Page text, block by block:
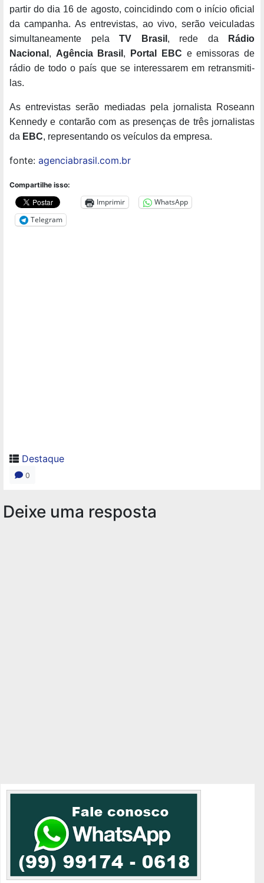
partir do dia 16 de agosto, coincidindo com o início oficial
da campanha. As entrevistas, ao vivo, serão veiculadas
simultaneamente pela TV Brasil , rede da
Rádio
Nacional , Agência Brasil , Portal EBC e emissoras de
rádio de todo o país que se interessarem em retransmiti-
las.
As entrevistas serão mediadas pela jornalista Roseann
Kennedy e contarão com as presenças de três jornalistas
da EBC, representando os veículos da empresa.
fonte: agenciabrasil.com.br
Compartilhe isso:
Imprimir
WhatsApp
Telegram
Destaque
0
Deixe uma resposta